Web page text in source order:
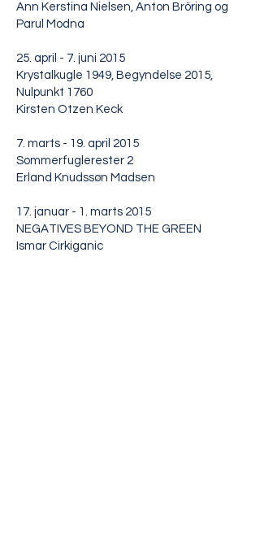
Ann Kerstina Nielsen, Anton Bröring og
Parul Modna
25. april - 7. juni 2015
Krystalkugle 1949, Begyndelse 2015,
Nulpunkt 1760
Kirsten Otzen Keck
7. marts - 19. april 2015
Sommerfuglerester 2
Erland Knudssøn Madsen
17. januar - 1. marts 2015
NEGATIVES BEYOND THE GREEN
Ismar Cirkiganic